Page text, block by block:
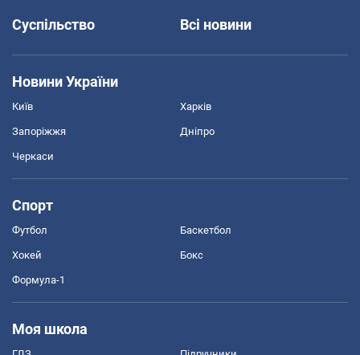
Суспільство
Всі новини
Новини України
Київ Харків
Запоріжжя Дніпро
Черкаси
Спорт
Футбол Баскетбол
Хокей Бокс
Формула-1
Моя школа